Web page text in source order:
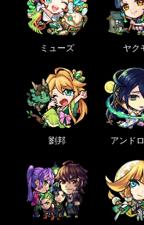
ミューズ ヤク
劉邦 アンド